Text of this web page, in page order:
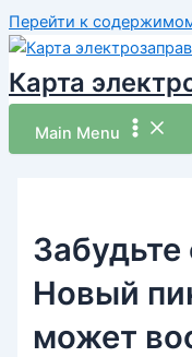
Перейти к
Карта
Main Menu
Новый
может